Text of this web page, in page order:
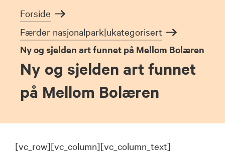
Forside
Færder nasjonalpark|ukategorisert
Ny og sjelden art funnet på Mellom Bolæren
Ny og sjelden art funnet
på Mellom Bolæren
[vc_row][vc_column][vc_column_text]